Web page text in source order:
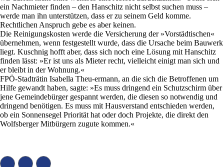
ein Nachmieter finden – den Hanschitz nicht selbst suchen muss –
werde man ihn unterstützen, dass er zu seinem Geld komme.
Rechtlichen Anspruch gebe es aber keinen.
Die Reinigungskosten werde die Versicherung der »Vorstädtischen«
übernehmen, wenn festgestellt wurde, dass die Ursache beim Bauwerk
liegt. Kuschnig hofft aber, dass sich noch eine Lösung mit Hanschitz
finden lässt: »Er ist uns als Mieter recht, vielleicht einigt man sich und
er bleibt in der Wohnung.«
FPÖ-Stadträtin Isabella Theu-ermann, an die sich die Betroffenen um
Hilfe gewandt haben, sagte: »Es muss dringend ein Schutzschirm über
jene Gemeindebürger gespannt werden, die diesen so notwendig und
dringend benötigen. Es muss mit Hausverstand entschieden werden,
ob ein Sonnensegel Priorität hat oder doch Projekte, die direkt den
Wolfsberger Mitbürgern zugute kommen.«